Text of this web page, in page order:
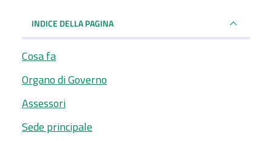
INDICE DELLA PAGINA
Cosa fa
Organo di Governo
Assessori
Sede principale